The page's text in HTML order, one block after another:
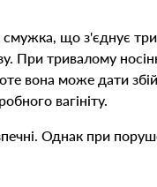
що з'єднує
При тривалому
вона може дати
вагініту.
Однак при